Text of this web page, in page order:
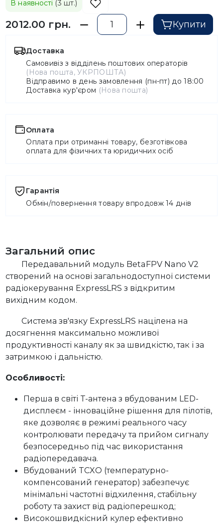
В наявності (3 шт.)
2012.00 грн. Купити
Доставка
Самовивіз з відділень поштових операторів
(Нова пошта, УКРПОШТА)
Відправимо в день замовлення (пн-пт) до 18:00
Доставка кур'єром (Нова пошта)
Оплата
Оплата при отриманні товару, безготівкова
оплата для фізичних та юридичних осіб
Гарантія
Обмін/повернення товару впродовж 14 днів
Загальний опис
Передавальний модуль BetaFPV Nano V2
створений на основі загальнодоступної системи
радіокерування ExpressLRS з відкритим
вихідним кодом.
Система зв'язку ExpressLRS націлена на
досягнення максимально можливої
продуктивності каналу як за швидкістю, так і за
затримкою і дальністю.
Особливості:
Перша в світі T-антена з вбудованим LED-
дисплеєм - інноваційне рішення для пілотів,
яке дозволяє в режимі реального часу
контролювати передачу та прийом сигналу
безпосередньо під час використання
радіопередавача.
Вбудований TCXO (температурно-
компенсований генератор) забезпечує
мінімальні частотні відхилення, стабільну
роботу та захист від радіоперешкод;
Високошвидкісний кулер ефективно